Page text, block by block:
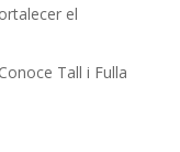
el
Tall i Fulla